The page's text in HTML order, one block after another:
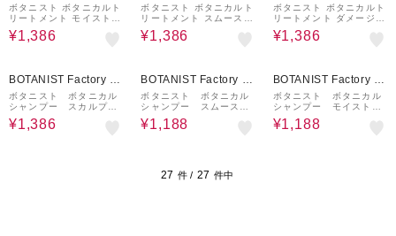
nd Habit
ボタニスト ボタニカルト
リートメント モイスト
460g
¥1,386
nd Habit
ボタニスト ボタニカルト
リートメント スムース
460g
¥1,386
nd Habit
ボタニスト ボタニカルト
リートメント ダメージケ
ア 460g
¥1,386
BOTANIST Factory / a
nd Habit
ボタニスト ボタニカル
シャンプー スカルプク
レンズ 460mL
¥1,386
BOTANIST Factory / a
nd Habit
ボタニスト ボタニカル
シャンプー スムース
(詰替) 400mL
¥1,188
BOTANIST Factory / a
nd Habit
ボタニスト ボタニカル
シャンプー モイスト
(詰替) 400mL
¥1,188
27 件 / 27 件中